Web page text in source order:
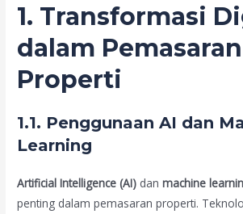
1. Transformasi
dalam Pemasaran
Properti
1.1. Penggunaan AI dan
Learning
Artificial Intelligence (AI) danmachine
penting dalam pemasaran properti.